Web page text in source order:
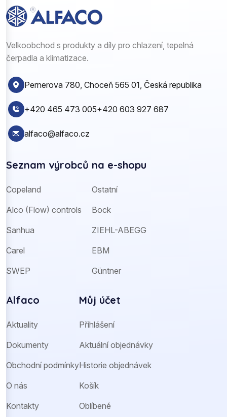
Velkoobchod s produkty a díly pro chlazení, tepelná
čerpadla a klimatizace.
Pernerova 780, Choceň 565 01, Česká republika
+420 465 473 005+420 603 927 687
alfaco@alfaco.cz
Seznam výrobců na e-shopu
Copeland
Alco (Flow) controls
Sanhua
Carel
SWEP
Ostatní
Bock
ZIEHL-ABEGG
EBM
Güntner
Alfaco
Aktuality
Dokumenty
Obchodní podmínky
O nás
Kontakty
Můj účet
Přihlášení
Aktuální objednávky
Historie objednávek
Košík
Oblíbené